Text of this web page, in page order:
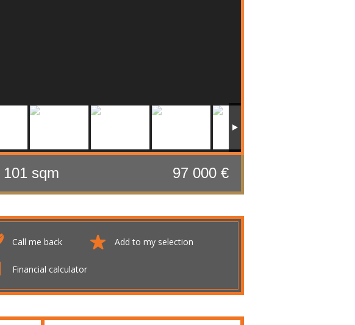
101 sqm 97 000 €
Call me back Add to my selection
Financial calculator